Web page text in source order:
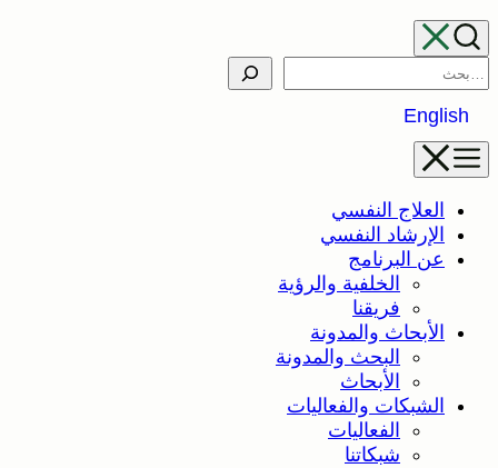
Search
English
العلاج النفسي
الإرشاد النفسي
عن البرنامج
الخلفية والرؤية
فريقنا
الأبحاث والمدونة
البحث والمدونة
الأبحاث
الشبكات والفعاليات
الفعاليات
شبكاتنا